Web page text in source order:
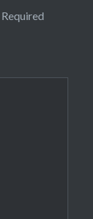
Required